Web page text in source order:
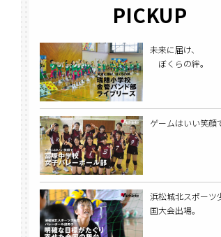
PICKUP
未来に届け、
ぼくらの絆。
ゲームはいい笑顔
浜松城北スポーツ
国大会出場。